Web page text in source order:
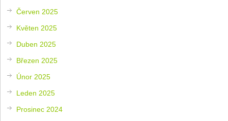
Červen 2025
Květen 2025
Duben 2025
Březen 2025
Únor 2025
Leden 2025
Prosinec 2024